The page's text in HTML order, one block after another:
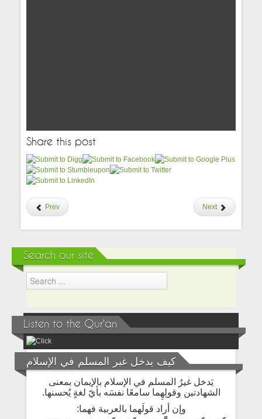
Share this post
Prev Next
Search our site
Listen to the Qur'an
كيف يدخل غير المسلم في الإسلام
يَدخل غيرُ المسلم في الإسلام بالإيمان بمعنى
الشهادتين وقولِهِما سامعًا نفسَه بأيّ لغةٍ يُحسنها.
وإن أراد قولَهما بالعربية فهما: